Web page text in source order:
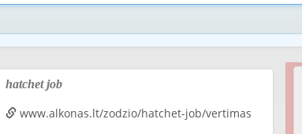
hatchet job
www.alkonas.lt/zodzio/hatchet-job/vertimas